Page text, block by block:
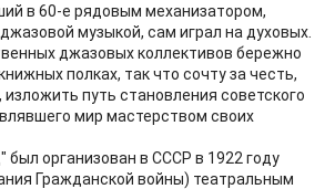
в 60-е рядовым механизатором,
музыкой, сам играл на духовых.
джазовых коллективов бережно
полках, так что сочту за честь,
изложить путь становления советского
мир мастерством своих
организован в СССР в 1922 году
Гражданской войны) театральным